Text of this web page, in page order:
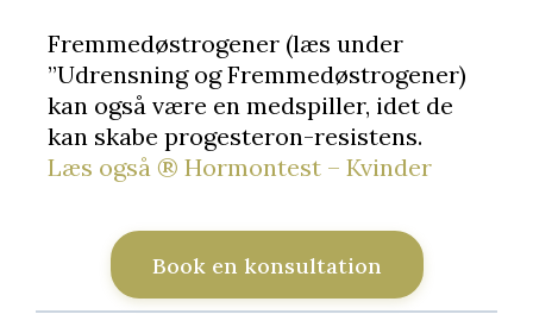
Fremmedøstrogener (læs under
”Udrensning og Fremmedøstrogener)
kan også være en medspiller, idet de
kan skabe progesteron-resistens.
Læs også ® Hormontest – Kvinder
Book en konsultation